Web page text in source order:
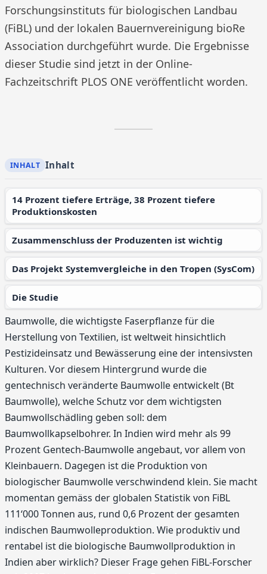
Forschungsinstituts für biologischen Landbau
(FiBL) und der lokalen Bauernvereinigung bioRe
Association durchgeführt wurde. Die Ergebnisse
dieser Studie sind jetzt in der Online-
Fachzeitschrift PLOS ONE veröffentlicht worden.
Inhalt
14 Prozent tiefere Erträge, 38 Prozent tiefere
Produktionskosten
Zusammenschluss der Produzenten ist wichtig
Das Projekt Systemvergleiche in den Tropen (SysCom)
Die Studie
Baumwolle, die wichtigste Faserpflanze für die
Herstellung von Textilien, ist weltweit hinsichtlich
Pestizideinsatz und Bewässerung eine der intensivsten
Kulturen. Vor diesem Hintergrund wurde die
gentechnisch veränderte Baumwolle entwickelt (Bt
Baumwolle), welche Schutz vor dem wichtigsten
Baumwollschädling geben soll: dem
Baumwollkapselbohrer. In Indien wird mehr als 99
Prozent Gentech-Baumwolle angebaut, vor allem von
Kleinbauern. Dagegen ist die Produktion von
biologischer Baumwolle verschwindend klein. Sie macht
momentan gemäss der globalen Statistik von FiBL
111‘000 Tonnen aus, rund 0,6 Prozent der gesamten
indischen Baumwolleproduktion. Wie produktiv und
rentabel ist die biologische Baumwollproduktion in
Indien aber wirklich? Dieser Frage gehen FiBL-Forscher